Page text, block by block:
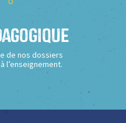
de nos dossiers
l’enseignement.